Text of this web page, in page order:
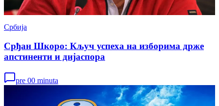
Србија
Срђан Шкоро: Кључ успеха на изборима држе
апстиненти и дијаспора
pre 00 minuta